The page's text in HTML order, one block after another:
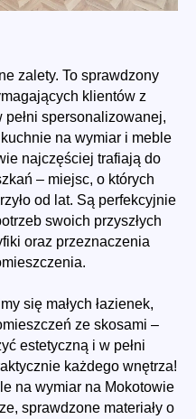
zalety. To sprawdzony
klientów z
pełni spersonalizowanej,
na wymiar i meble
najczęściej trafiają do
– miejsc, o których
od lat. Są perfekcyjnie
swoich przyszłych
oraz przeznaczenia
się małych łazienek,
ze skosami –
estetyczną i w pełni
każdego wnętrza!
na wymiar na Mokotowie
sprawdzone materiały o